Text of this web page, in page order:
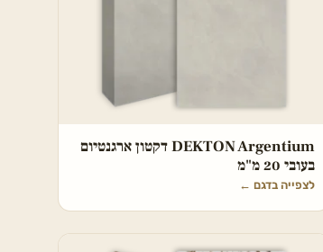
DEKTON Argentium דקטון ארגנטיום
בעובי 20 מ"מ
לצפייה בדגם ←